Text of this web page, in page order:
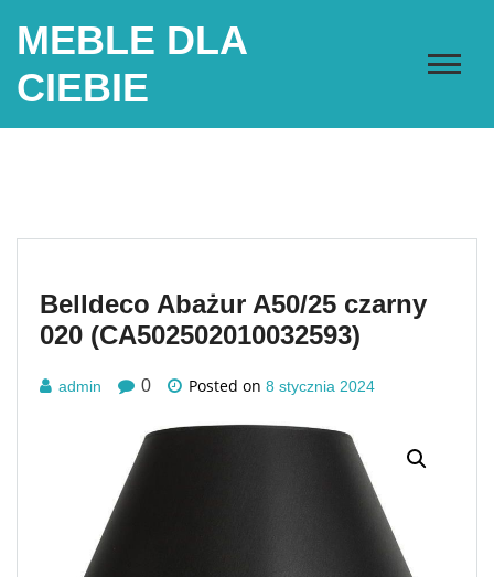
MEBLE DLA
CIEBIE
Belldeco Abażur A50/25 czarny
020 (CA502502010032593)
admin 0 Posted on 8 stycznia 2024